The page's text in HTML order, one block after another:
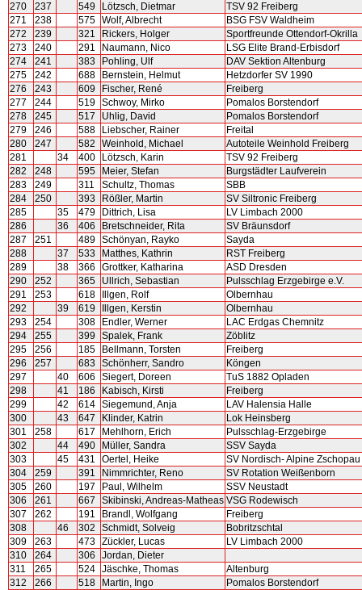
270
237 549 Lötzsch, Dietmar
TSV 92 Freiberg
271
238 575 Wolf, Albrecht
BSG FSV Waldheim
272
239 321 Rickers, Holger
Sportfreunde Ottendorf-Okrilla
273
240 291 Naumann, Nico
LSG Elite Brand-Erbisdorf
274
241 383 Pohling, Ulf
DAV Sektion Altenburg
275
242 688 Bernstein, Helmut
Hetzdorfer SV 1990
276
243 609 Fischer, René
Freiberg
277
244 519 Schwoy, Mirko
Pomalos Borstendorf
278
245 517 Uhlig, David
Pomalos Borstendorf
279
246 588 Liebscher, Rainer
Freital
280
247 582 Weinhold, Michael
Autoteile Weinhold Freiberg
281
34 400 Lötzsch, Karin
TSV 92 Freiberg
282
248 595 Meier, Stefan
Burgstädter Laufverein
283
249 311 Schultz, Thomas
SBB
284
250 393 Rößler, Martin
SV Siltronic Freiberg
285
35 479 Dittrich, Lisa
LV Limbach 2000
286
36 406 Bretschneider, Rita
SV Bräunsdorf
287
251 489 Schönyan, Rayko
Sayda
288
37 533 Matthes, Kathrin
RST Freiberg
289
38 366 Grottker, Katharina
ASD Dresden
290
252 365 Ullrich, Sebastian
Pulsschlag Erzgebirge e.V.
291
253 618 Illgen, Rolf
Olbernhau
292
39 619 Illgen, Kerstin
Olbernhau
293
254 308 Endler, Werner
LAC Erdgas Chemnitz
294
255 399 Spalek, Frank
Zöblitz
295
256 185 Bellmann, Torsten
Freiberg
296
257 683 Schönherr, Sandro
Köngen
297
40 606 Siegert, Doreen
TuS 1882 Opladen
298
41 186 Kabisch, Kirsti
Freiberg
299
42 614 Siegemund, Anja
LAV Halensia Halle
300
43 647 Klinder, Katrin
Lok Heinsberg
301
258 617 Mehlhorn, Erich
Pulsschlag-Erzgebirge
302
44 490 Müller, Sandra
SSV Sayda
303
45 431 Oertel, Heike
SV Nordisch- Alpine Zschopau
304
259 391 Nimmrichter, Reno
SV Rotation Weißenborn
305
260 197 Paul, Wilhelm
SSV Neustadt
306
261 667 Skibinski, Andreas-Matheas VSG Rodewisch
307
262 191 Brandl, Wolfgang
Freiberg
308
46 302 Schmidt, Solveig
Bobritzschtal
309
263 473 Zückler, Lucas
LV Limbach 2000
310
264 306
Jordan, Dieter
311
265 524 Jäschke, Thomas
Altenburg
312
266 518 Martin, Ingo
Pomalos Borstendorf